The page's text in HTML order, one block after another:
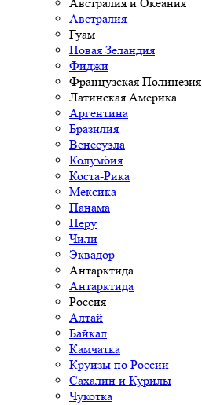
Австралия
Гуам
Новая Зеландия
Фиджи
Французская Полинезия
Латинская Америка
Аргентина
Бразилия
Венесуэла
Колумбия
Коста-Рика
Мексика
Панама
Перу
Чили
Эквадор
Антарктида
Антарктида
Россия
Алтай
Байкал
Камчатка
Круизы по России
Сахалин и Курилы
Чукотка